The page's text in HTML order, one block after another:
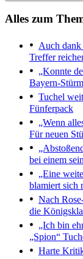
Alles zum
Auch
Treffer
„Konnte
Bayern-
Tuchel
Fünferpack
„Wenn
Für neuen
bei einem
„Eine
blamiert sich
Nach
die
„Ich bin
„Spion“
Harte